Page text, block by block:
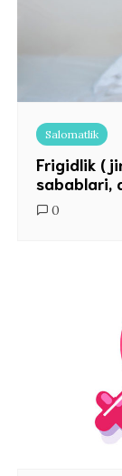
Salomatlik
Frigidlik
sabablari,
0